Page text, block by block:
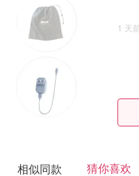
1 天
相似同款 猜你喜欢